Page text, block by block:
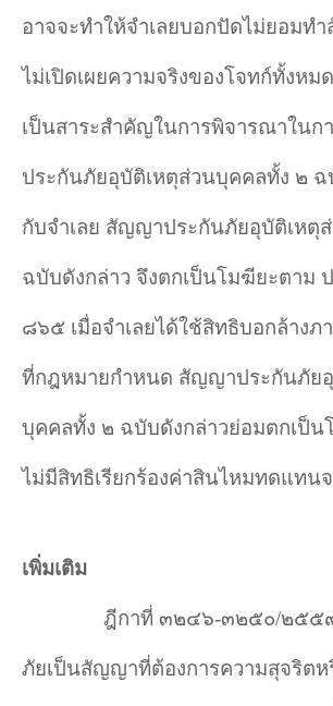
อาจจะทำให้จำเลยบอกปัดไม่ยอมท
ไม่เปิดเผยความจริงของโจทก์ทั้งหม
เป็นสาระสำคัญในการพิจารณาใน
ประกันภัยอุบัติเหตุส่วนบุคคลทั้ง ๒ ฉ
กับจำเลย สัญญาประกันภัยอุบัติเหตุ
ฉบับดังกล่าว จึงตกเป็นโมฆียะตาม
๘๖๕ เมื่อจำเลยได้ใช้สิทธิบอกล้างภ
ที่กฎหมายกำหนด สัญญาประกันภัย
บุคคลทั้ง ๒ ฉบับดังกล่าวย่อมตกเป็น
ไม่มีสิทธิเรียกร้องค่าสินไหมทดแทนจ
เพิ่มเติม
ฎีกาที่ ๓๒๔๖-๓๒๕๐/๒๕๕
ภัยเป็นสัญญาที่ต้องการความสุจริตห